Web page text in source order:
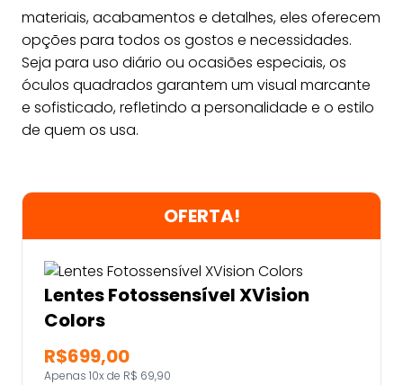
materiais, acabamentos e detalhes, eles oferecem
opções para todos os gostos e necessidades.
Seja para uso diário ou ocasiões especiais, os
óculos quadrados garantem um visual marcante
e sofisticado, refletindo a personalidade e o estilo
de quem os usa.
OFERTA!
Lentes Fotossensível XVision
Colors
R$699,00
Apenas 10x de R$ 69,90